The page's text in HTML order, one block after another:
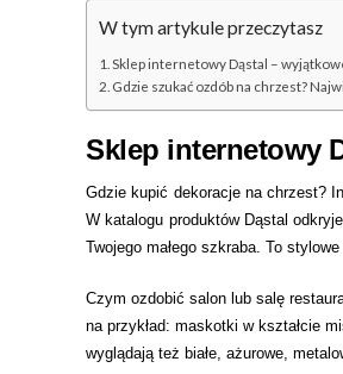
W tym artykule przeczytasz
Sklep internetowy Dąstal –
Gdzie szukać ozdób na chrzest?
Sklep internetowy
Gdzie kupić dekoracje na chrzest?
W katalogu produktów Dąstal
Twojego małego szkraba. To
Czym ozdobić salon lub salę
na przykład: maskotki w kształcie
wyglądają też białe, ażurowe,